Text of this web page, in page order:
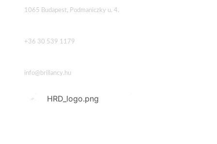
1065 Budapest, Podmaniczky u. 4.
+36 30 539 1179
info@brillancy.hu